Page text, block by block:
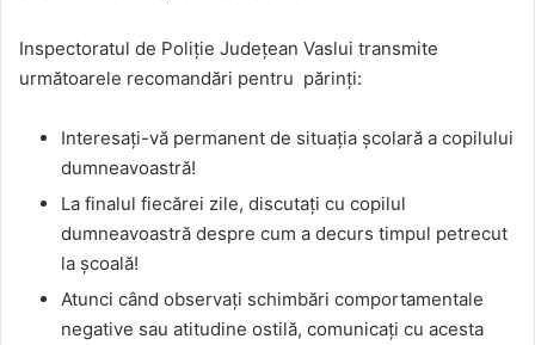
Inspectoratul de Poliție Județean Vaslui transmite
următoarele recomandări pentru părinți:
Interesați-vă permanent de situația școlară a copilului
dumneavoastră!
La finalul fiecărei zile, discutați cu copilul
dumneavoastră despre cum a decurs timpul petrecut
la școală!
Atunci când observați schimbări comportamentale
negative sau atitudine ostilă, comunicați cu acesta